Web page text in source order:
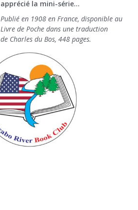
apprécié la mini-série…
Publié en 1908 en France, disponible au
Livre de Poche dans une traduction
de Charles du Bos, 448 pages.